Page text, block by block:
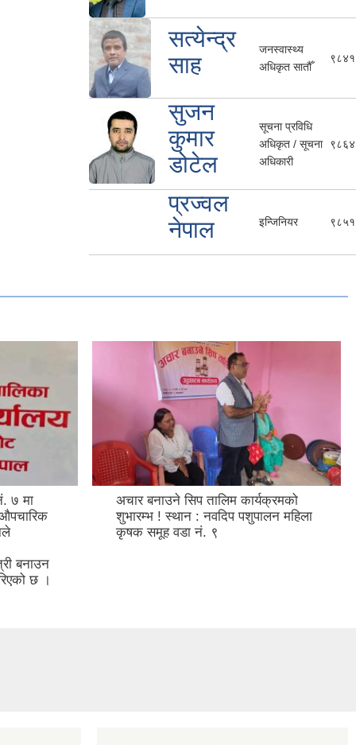
सत्येन्द्र
साह
जनस्वास्थ्य
अधिकृत सातौँ
सुजन
कुमार
डोटेल
सूचना प्रविधि
अधिकृत / सूचना
अधिकारी
प्रज्वल
नेपाल
इन्जिनियर
७ मा
बनाउन
छ ।
अचार बनाउने सिप तालिम कार्यक्रमको
शुभारम्भ ! स्थान : नवदिप पशुपालन महिला
कृषक समूह वडा नं. ९